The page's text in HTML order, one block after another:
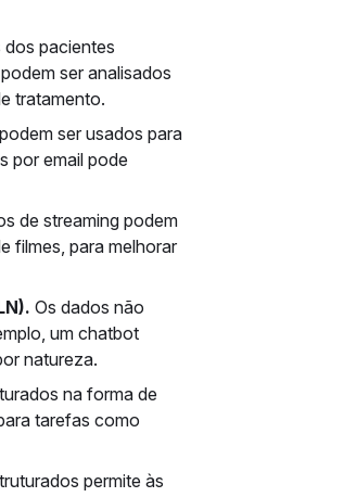
pacientes
ser analisados
tratamento.
ser usados para
por email pode
de streaming podem
filmes, para melhorar
Os dados não
um chatbot
natureza.
na forma de
tarefas como
permite às